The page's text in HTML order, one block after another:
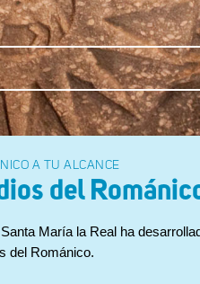
A TU ALCANCE
del
María la Real ha
del Románico.